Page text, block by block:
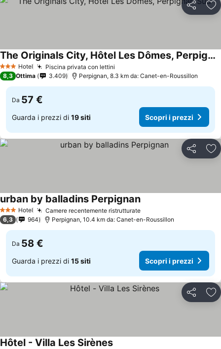
Condividi
3 StelleHotel Piscina privata con lettini
The Originals City, Hôtel Les Dômes, Perpignan Sud
8,3 Ottima 3.409 Perpignan, 8.3 km da: Canet-en-Roussillon
Da 57 €
Guarda i prezzi di 19 siti Scopri i prezzi
Condividi
3 StelleHotel Camere recentemente ristrutturate
urban by balladins Perpignan
6,3 964 Perpignan, 10.4 km da: Canet-en-Roussillon
Da 58 €
Guarda i prezzi di 15 siti Scopri i prezzi
Condividi
Hôtel - Villa Les Sirènes